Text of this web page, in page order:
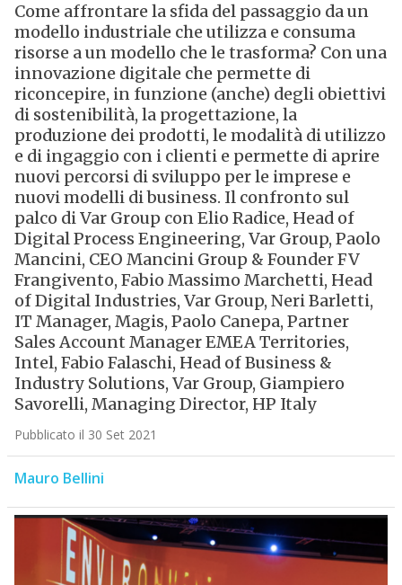
Come affrontare la sfida del passaggio da un
modello industriale che utilizza e consuma
risorse a un modello che le trasforma? Con una
innovazione digitale che permette di
riconcepire, in funzione (anche) degli obiettivi
di sostenibilità, la progettazione, la
produzione dei prodotti, le modalità di utilizzo
e di ingaggio con i clienti e permette di aprire
nuovi percorsi di sviluppo per le imprese e
nuovi modelli di business. Il confronto sul
palco di Var Group con Elio Radice, Head of
Digital Process Engineering, Var Group, Paolo
Mancini, CEO Mancini Group & Founder FV
Frangivento, Fabio Massimo Marchetti, Head
of Digital Industries, Var Group, Neri Barletti,
IT Manager, Magis, Paolo Canepa, Partner
Sales Account Manager EMEA Territories,
Intel, Fabio Falaschi, Head of Business &
Industry Solutions, Var Group, Giampiero
Savorelli, Managing Director, HP Italy
Pubblicato il 30 Set 2021
Mauro Bellini